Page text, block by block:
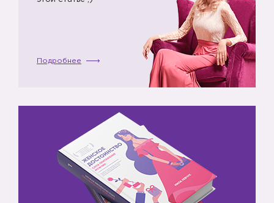
🌷
🌷
🌷
Подробнее